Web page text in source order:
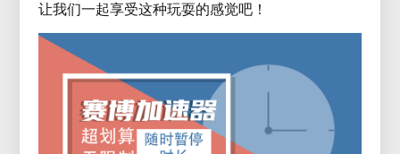
让我们一起享受这种玩耍的感觉吧！